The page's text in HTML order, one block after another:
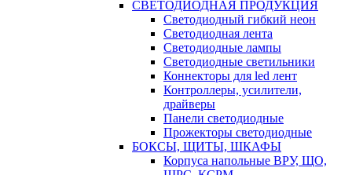
СВЕТОДИОДНАЯ ПРОДУКЦИЯ
Светодиодный гибкий неон
Светодиодная лента
Светодиодные лампы
Светодиодные светильники
Коннекторы для led лент
Контроллеры, усилители,
драйверы
Панели светодиодные
Прожекторы светодиодные
БОКСЫ, ЩИТЫ, ШКАФЫ
Корпуса напольные ВРУ, ЩО,